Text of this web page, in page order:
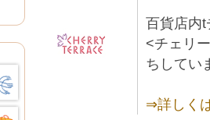
百貨店内
<チェリ
ちしてい
⇒詳しく